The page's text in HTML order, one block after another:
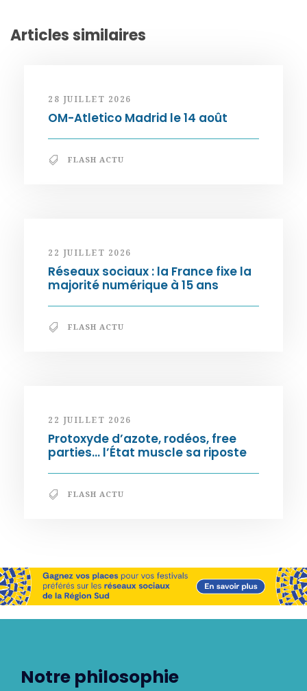
Articles similaires
28 JUILLET 2026
OM-Atletico Madrid le 14 août
FLASH ACTU
22 JUILLET 2026
Réseaux sociaux : la France fixe la
majorité numérique à 15 ans
FLASH ACTU
22 JUILLET 2026
Protoxyde d’azote, rodéos, free
parties… l’État muscle sa riposte
FLASH ACTU
Notre philosophie